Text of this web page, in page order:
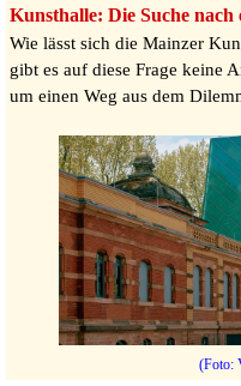
Kunsthalle: Die Suche
Wie lässt sich die Mainzer
gibt es auf diese Frage keine
um einen Weg aus dem
(Foto: